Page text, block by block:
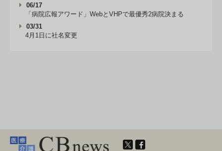
06/17
「病院広報アワード」WebとVHPで最優秀2病院決まる
03/31
4月1日に社名変更